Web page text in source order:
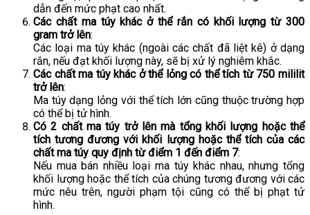
dẫn đến mức phạt cao nhất.
Các chất ma túy khác ở thể rắn có khối lượng từ 300
gram trở lên:
Các loại ma túy khác (ngoài các chất đã liệt kê) ở dạng
rắn, nếu đạt khối lượng này, sẽ bị xử lý nghiêm khắc.
Các chất ma túy khác ở thể lỏng có thể tích từ 750 mililit
trở lên:
Ma túy dạng lỏng với thể tích lớn cũng thuộc trường hợp
có thể bị tử hình.
Có 2 chất ma túy trở lên mà tổng khối lượng hoặc thể
tích tương đương với khối lượng hoặc thể tích của các
chất ma túy quy định từ điểm 1 đến điểm 7:
Nếu mua bán nhiều loại ma túy khác nhau, nhưng tổng
khối lượng hoặc thể tích của chúng tương đương với các
mức nêu trên, người phạm tội cũng có thể bị phạt tử
hình.